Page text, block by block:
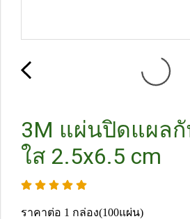
3M แผ่นปิดแผล
ใส 2.5x6.5 cm
ราคาต่อ 1 กล่อง(100แผ่น)